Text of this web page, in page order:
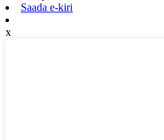
Saada e-kiri
x